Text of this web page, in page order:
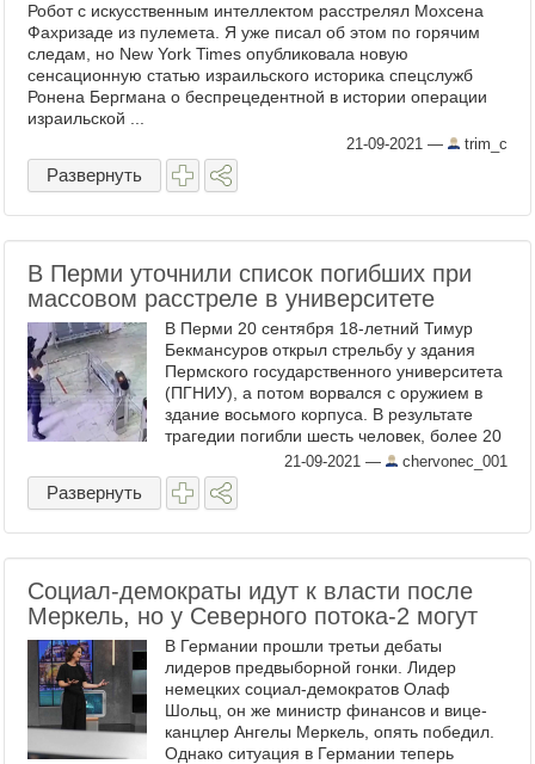
Робот с искусственным интеллектом расстрелял Мохсена
Фахризаде из пулемета. Я уже писал об этом по горячим
следам, но New York Times опубликовала новую
сенсационную статью израильского историка спецслужб
Ронена Бергмана о беспрецедентной в истории операции
израильской ...
21-09-2021 — trim_c
Развернуть
В Перми уточнили список погибших при
массовом расстреле в университете
В Перми 20 сентября 18-летний Тимур
Бекмансуров открыл стрельбу у здания
Пермского государственного университета
(ПГНИУ), а потом ворвался с оружием в
здание восьмого корпуса. В результате
трагедии погибли шесть человек, более 20
были ранены Маргарита Геннадьевна
Энгаус, 66 лет, ...
21-09-2021 — chervonec_001
Развернуть
Социал-демократы идут к власти после
Меркель, но у Северного потока-2 могут
В Германии прошли третьи дебаты
лидеров предвыборной гонки. Лидер
немецких социал-демократов Олаф
Шольц, он же министр финансов и вице-
канцлер Ангелы Меркель, опять победил.
Однако ситуация в Германии теперь